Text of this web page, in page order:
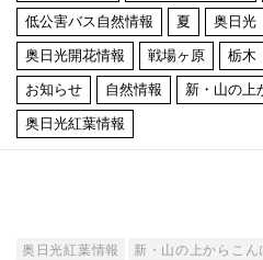
低公害バス自然情報 夏 奥日光
奥日光開花情報 戦場ヶ原 栃木
お知らせ 自然情報 新・山の上
奥日光紅葉情報
奥日光紅葉情報 新・山の上からこん